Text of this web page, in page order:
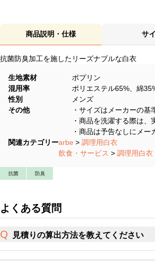
商品説明・仕様 サ
抗菌防臭加工を施したリーズナブルな白衣
抗菌 防臭
生地素材
ポプリン
混用率
ポリエステル65%、綿
性別
メンズ
その他
・サイズはメーカーの
・商品を洗濯する際は
・商品は予告なしにメ
関連カテゴリーarbe > 調理用白衣
飲食・サービス > 調理用白衣
よくある質問
見積りの算出方法を教えてください